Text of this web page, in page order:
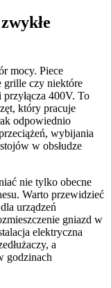
mocy. Piece
grille czy niektóre
400V. To
który pracuje
odpowiednio
wybijania
w obsłudze
nie tylko obecne
Warto przewidzieć
urządzeń
gniazd w
elektryczna
a
godzinach